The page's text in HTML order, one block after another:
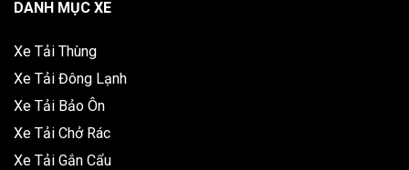
DANH MỤC XE
Xe Tải Thùng
Xe Tải Đông Lạnh
Xe Tải Bảo Ôn
Xe Tải Chở Rác
Xe Tải Gắn Cẩu